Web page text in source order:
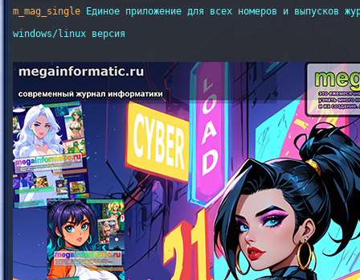
m_mag_single Единое приложение для всех номеров и выпусков
windows/linux версия